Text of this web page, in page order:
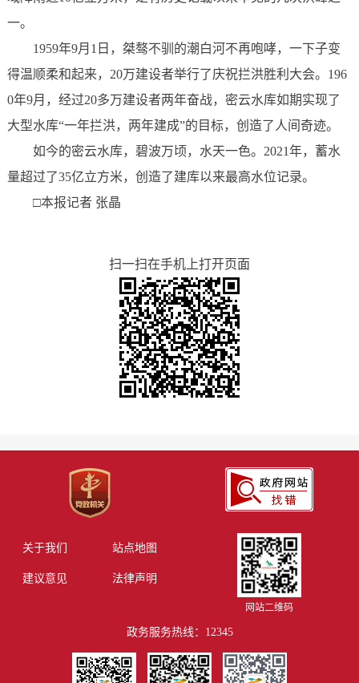
一。
1959年9月1日，桀骜不驯的潮白河不再咆哮，一下子变
得温顺柔和起来，20万建设者举行了庆祝拦洪胜利大会。196
0年9月，经过20多万建设者两年奋战，密云水库如期实现了
大型水库“一年拦洪，两年建成”的目标，创造了人间奇迹。
如今的密云水库，碧波万顷，水天一色。2021年，蓄水
量超过了35亿立方米，创造了建库以来最高水位记录。
□本报记者 张晶
扫一扫在手机上打开页面
关于我们 站点地图
建议意见 法律声明
网站二维码
政务服务热线：12345